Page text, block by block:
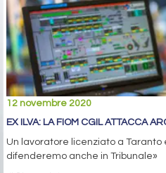
12 novembre 2020
EX ILVA: LA FIOM CGIL ATTACCA
Un lavoratore licenziato a Taranto
difenderemo anche in Tribunale»